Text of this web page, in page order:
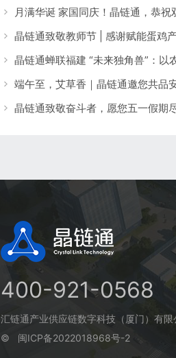
月满华诞 家国同庆！晶链通，恭祝
晶链通致敬教师节 | 感谢赋能蛋鸡
端午至，艾草香｜晶链通邀您共品
晶链通致敬奋斗者，愿您五一假期
400-921-0568
汇链通产业供应链数字科技（厦门）有
©
闽ICP备2022018968号-2